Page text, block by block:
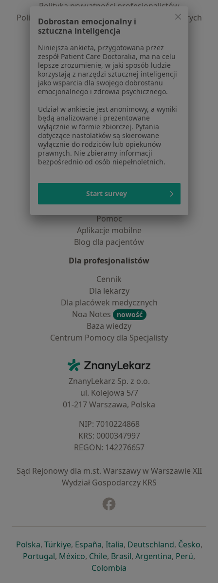
Polityka prywatności profesjonalistów
Polityka prywatności dla profesjonalistów, których
dane pozyskaliśmy samodzielnie
Jak działają wyniki wyszukiwania
Dostępność
O nas
Praca Rekrutujemy!
Partnerzy
Centrum prasowe
Kontakt
Dla pacjentów
Lekarze
Pytania i odpowiedzi
Usługi i zabiegi
Choroby
Pomoc
Aplikacje mobilne
Blog dla pacjentów
Dla profesjonalistów
Cennik
Dla lekarzy
Dla placówek medycznych
Noa Notes
nowość
Baza wiedzy
Centrum Pomocy dla Specjalisty
ZnanyLekarz - Strona główna
ZnanyLekarz Sp. z o.o.
ul. Kolejowa 5/7
01-217 Warszawa, Polska
NIP: ⁠7010224868
KRS: ⁠0000347997
REGON: ⁠142276657
Sąd Rejonowy dla m.st. Warszawy w Warszawie XII
Wydział Gospodarczy KRS
Polskaotwiera się w nowej karcie
, Türkiyeotwiera się w nowej karcie
, Españaotwiera się w nowej karcie
, Italiaotwiera się w nowej
, Deutschlandotwiera się
, Česko,
Portugalotwiera się w nowej karcie
, Méxicootwiera się w nowej karcie
, Chileotwiera się w nowej karcie
, Brasilotwiera się w nowej
, Argentinaotwiera się
, Perú,
Colombia
Dobrostan emocjonalny i
sztuczna inteligencja
Niniejsza ankieta, przygotowana przez
zespół Patient Care Doctoralia, ma na celu
lepsze zrozumienie, w jaki sposób ludzie
korzystają z narzędzi sztucznej inteligencji
jako wsparcia dla swojego dobrostanu
emocjonalnego i zdrowia psychicznego.
Udział w ankiecie jest anonimowy, a wyniki
będą analizowane i prezentowane
wyłącznie w formie zbiorczej. Pytania
dotyczące nastolatków są skierowane
wyłącznie do rodziców lub opiekunów
prawnych. Nie zbieramy informacji
bezpośrednio od osób niepełnoletnich.
Start survey